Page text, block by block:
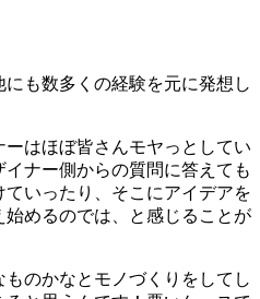
も数多くの経験を元に発想し
はほぼ皆さんモヤっとしてい
ナー側からの質問に答えても
いったり、そこにアイデアを
めるのでは、と感じることが
のかなとモノづくりをしてし